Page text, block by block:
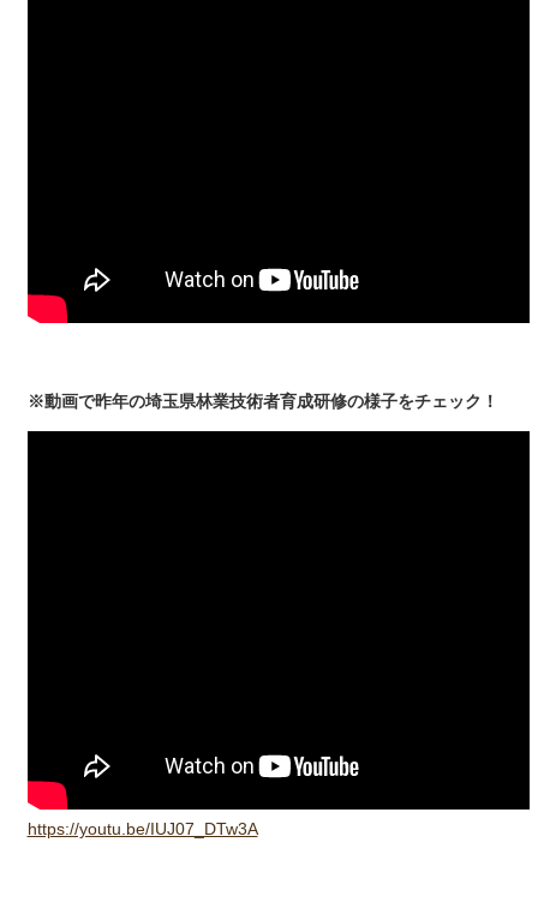
※動画で昨年の埼玉県林業技術者育成研修の様子をチェック！
https://youtu.be/IUJ07_DTw3A